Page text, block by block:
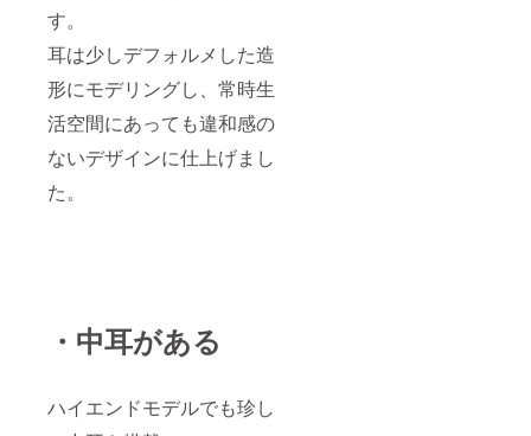
す。
耳は少しデフォルメした造
形にモデリングし、常時生
活空間にあっても違和感の
ないデザインに仕上げまし
た。
・中耳がある
ハイエンドモデルでも珍し